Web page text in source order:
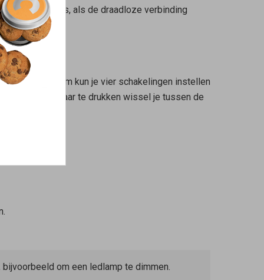
bijna leeg is, als de draadloze verbinding
Op elk scherm kun je vier schakelingen instellen
de schakelaar te drukken wissel je tussen de
om een ledlamp te dimmen.